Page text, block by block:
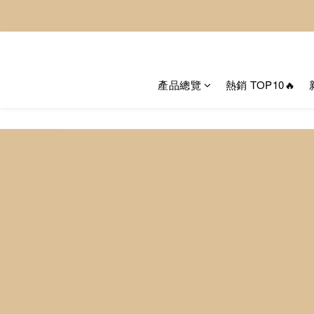
產品總覽 熱銷 TOP10🔥